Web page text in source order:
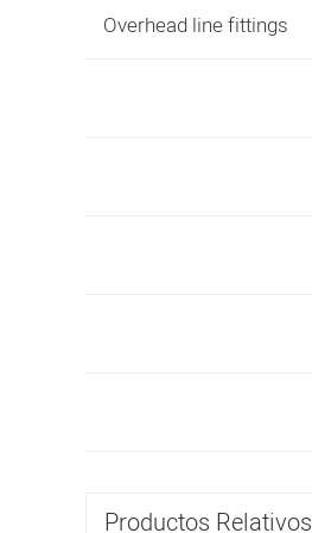
Overhead line fittings
Productos Relativos